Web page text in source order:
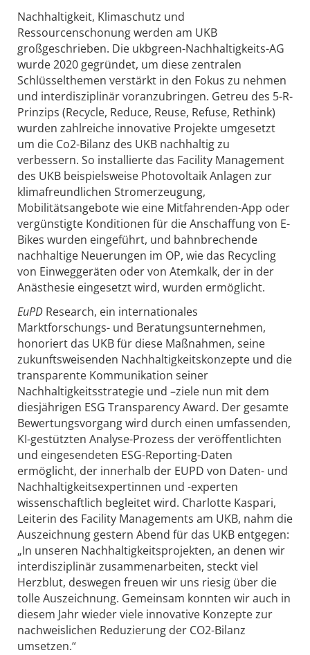
Nachhaltigkeit, Klimaschutz und
Ressourcenschonung werden am UKB
großgeschrieben. Die ukbgreen-Nachhaltigkeits-AG
wurde 2020 gegründet, um diese zentralen
Schlüsselthemen verstärkt in den Fokus zu nehmen
und interdisziplinär voranzubringen. Getreu des 5-R-
Prinzips (Recycle, Reduce, Reuse, Refuse, Rethink)
wurden zahlreiche innovative Projekte umgesetzt
um die Co2-Bilanz des UKB nachhaltig zu
verbessern. So installierte das Facility Management
des UKB beispielsweise Photovoltaik Anlagen zur
klimafreundlichen Stromerzeugung,
Mobilitätsangebote wie eine Mitfahrenden-App oder
vergünstigte Konditionen für die Anschaffung von E-
Bikes wurden eingeführt, und bahnbrechende
nachhaltige Neuerungen im OP, wie das Recycling
von Einweggeräten oder von Atemkalk, der in der
Anästhesie eingesetzt wird, wurden ermöglicht.
EuPD Research, ein internationales
Marktforschungs- und Beratungsunternehmen,
honoriert das UKB für diese Maßnahmen, seine
zukunftsweisenden Nachhaltigkeitskonzepte und die
transparente Kommunikation seiner
Nachhaltigkeitsstrategie und –ziele nun mit dem
diesjährigen ESG Transparency Award. Der gesamte
Bewertungsvorgang wird durch einen umfassenden,
KI-gestützten Analyse-Prozess der veröffentlichten
und eingesendeten ESG-Reporting-Daten
ermöglicht, der innerhalb der EUPD von Daten- und
Nachhaltigkeitsexpertinnen und -experten
wissenschaftlich begleitet wird. Charlotte Kaspari,
Leiterin des Facility Managements am UKB, nahm die
Auszeichnung gestern Abend für das UKB entgegen:
„In unseren Nachhaltigkeitsprojekten, an denen wir
interdisziplinär zusammenarbeiten, steckt viel
Herzblut, deswegen freuen wir uns riesig über die
tolle Auszeichnung. Gemeinsam konnten wir auch in
diesem Jahr wieder viele innovative Konzepte zur
nachweislichen Reduzierung der CO2-Bilanz
umsetzen.“